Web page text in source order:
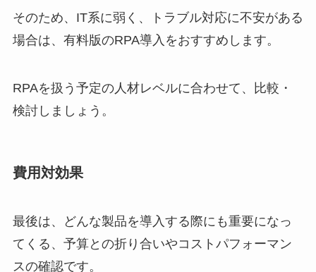
そのため、IT系に弱く、トラブル対応に不安がある
場合は、有料版のRPA導入をおすすめします。
RPAを扱う予定の人材レベルに合わせて、比較・
検討しましょう。
費用対効果
最後は、どんな製品を導入する際にも重要になっ
てくる、予算との折り合いやコストパフォーマン
スの確認です。